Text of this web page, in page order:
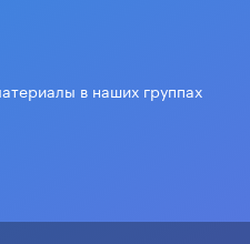
в наших группах